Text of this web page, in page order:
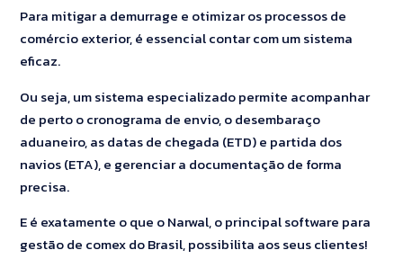
Para mitigar a demurrage e otimizar os processos de
comércio exterior, é essencial contar com um sistema
eficaz.
Ou seja, um sistema especializado permite acompanhar
de perto o cronograma de envio, o desembaraço
aduaneiro, as datas de chegada (ETD) e partida dos
navios (ETA), e gerenciar a documentação de forma
precisa.
E é exatamente o que o Narwal, o principal software para
gestão de comex do Brasil, possibilita aos seus clientes!